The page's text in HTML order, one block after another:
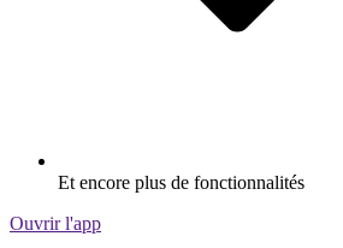
Et encore plus de fonctionnalités
Ouvrir l'app